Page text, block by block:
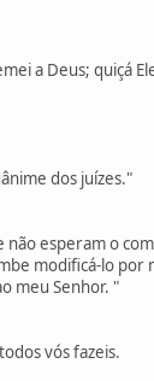
a Deus; quiçá
dos juízes."
não esperam o
modificá-lo
meu Senhor. "
vós fazeis.